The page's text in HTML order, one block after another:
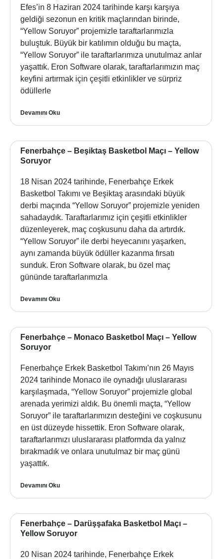
Efes’in 8 Haziran 2024 tarihinde karşı karşıya
geldiği sezonun en kritik maçlarından birinde,
“Yellow Soruyor” projemizle taraftarlarımızla
buluştuk. Büyük bir katılımın olduğu bu maçta,
“Yellow Soruyor” ile taraftarlarımıza unutulmaz anlar
yaşattık. Eron Software olarak, taraftarlarımızın maç
keyfini artırmak için çeşitli etkinlikler ve sürpriz
ödüllerle
Devamını Oku
Fenerbahçe – Beşiktaş Basketbol Maçı – Yellow
Soruyor
18 Nisan 2024 tarihinde, Fenerbahçe Erkek
Basketbol Takımı ve Beşiktaş arasındaki büyük
derbi maçında “Yellow Soruyor” projemizle yeniden
sahadaydık. Taraftarlarımız için çeşitli etkinlikler
düzenleyerek, maç coşkusunu daha da artırdık.
“Yellow Soruyor” ile derbi heyecanını yaşarken,
aynı zamanda büyük ödüller kazanma fırsatı
sunduk. Eron Software olarak, bu özel maç
gününde taraftarlarımızla
Devamını Oku
Fenerbahçe – Monaco Basketbol Maçı – Yellow
Soruyor
Fenerbahçe Erkek Basketbol Takımı’nın 26 Mayıs
2024 tarihinde Monaco ile oynadığı uluslararası
karşılaşmada, “Yellow Soruyor” projemizle global
arenada yerimizi aldık. Bu önemli maçta, “Yellow
Soruyor” ile taraftarlarımızın desteğini ve coşkusunu
en üst düzeyde hissettik. Eron Software olarak,
taraftarlarımızı uluslararası platformda da yalnız
bırakmadık ve onlara unutulmaz bir maç günü
yaşattık.
Devamını Oku
Fenerbahçe – Darüşşafaka Basketbol Maçı –
Yellow Soruyor
20 Nisan 2024 tarihinde, Fenerbahçe Erkek